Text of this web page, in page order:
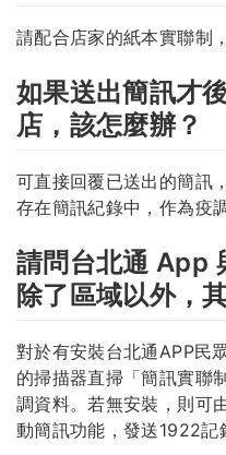
請配合店家的紙本實聯制
如果送出簡訊才
店，該怎麼辦？
可直接回覆已送出的簡訊
存在簡訊紀錄中，作為疫
請問台北通 App
除了區域以外，
對於有安裝台北通APP民
的掃描器直掃「簡訊實聯
調資料。若無安裝，則可
動簡訊功能，發送1922記